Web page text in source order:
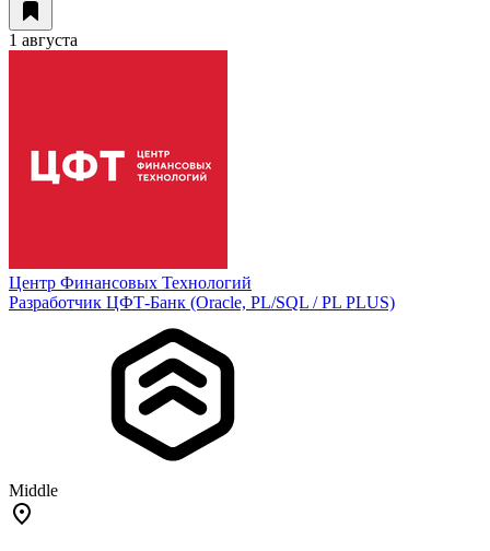
1 августа
Центр Финансовых Технологий
Разработчик ЦФТ-Банк (Oracle, PL/SQL / PL PLUS)
Middle